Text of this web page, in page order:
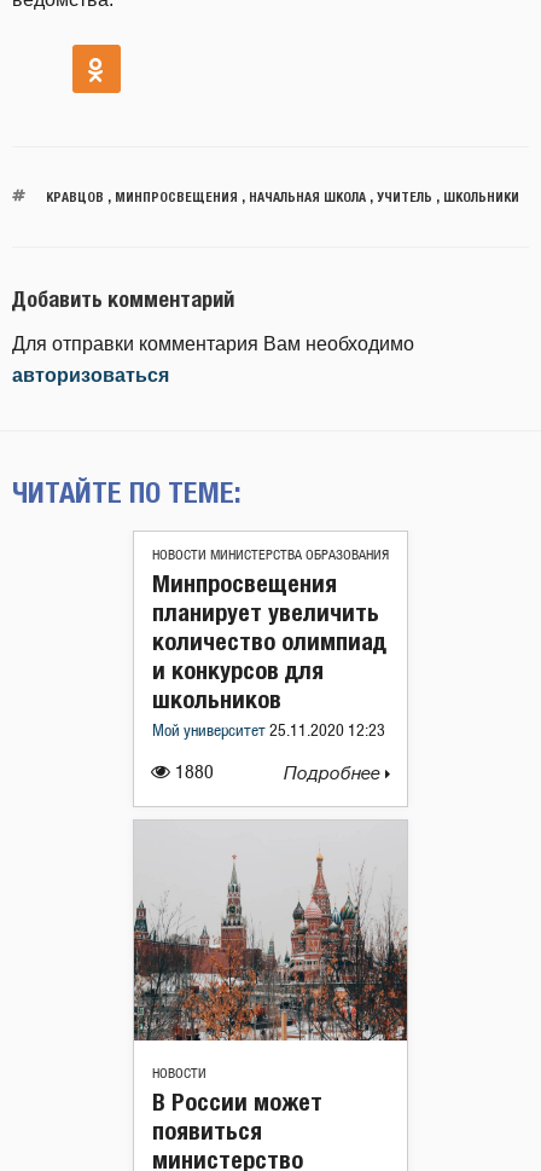
КРАВЦОВ , МИНПРОСВЕЩЕНИЯ , НАЧАЛЬНАЯ ШКОЛА, УЧИТЕЛЬ , ШКОЛЬНИКИ
Добавить комментарий
Для отправки комментария Вам необходимо
авторизоваться
ЧИТАЙТЕ ПО ТЕМЕ:
НОВОСТИ МИНИСТЕРСТВА ОБРАЗОВАНИЯ
1880
Минпросвещения
планирует увеличить
количество олимпиад
и конкурсов для
школьников
Мой университет 25.11.2020 12:23
Подробнее
НОВОСТИ
В России может
появиться
министерство